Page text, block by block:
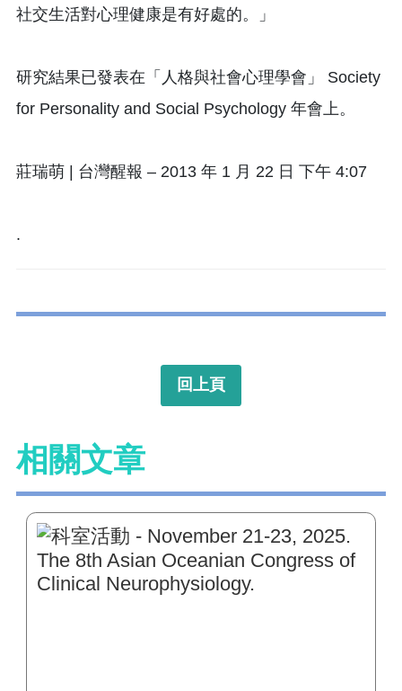
社交生活對心理健康是有好處的。」
研究結果已發表在「人格與社會心理學會」 Society
for Personality and Social Psychology 年會上。
莊瑞萌 | 台灣醒報 – 2013 年 1 月 22 日 下午 4:07
.
回上頁
相關文章